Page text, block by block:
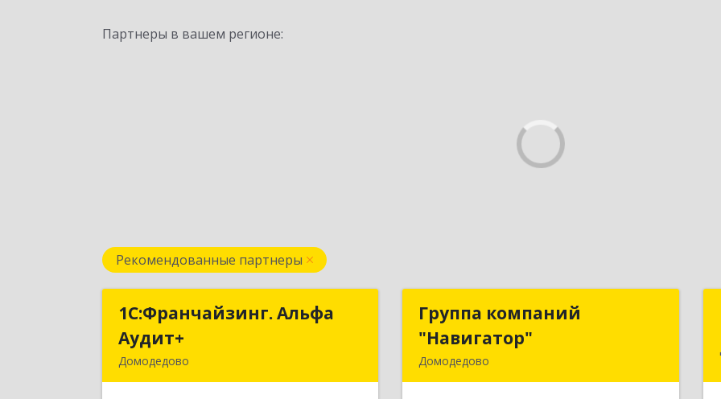
Партнеры в вашем регионе:
Рекомендованные партнеры
1С:Франчайзинг. Альфа
Аудит+
Домодедово
1С:Франчайзинг. Альфа
Группа компаний
"Навигатор"
Домодедово
Группа компаний